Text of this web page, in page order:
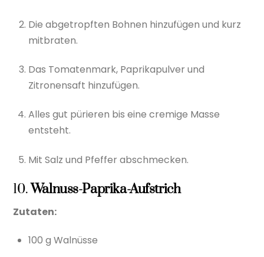
Die abgetropften Bohnen hinzufügen und kurz
mitbraten.
Das Tomatenmark, Paprikapulver und
Zitronensaft hinzufügen.
Alles gut pürieren bis eine cremige Masse
entsteht.
Mit Salz und Pfeffer abschmecken.
10.Walnuss-Paprika-Aufstrich
Zutaten:
100 g Walnüsse